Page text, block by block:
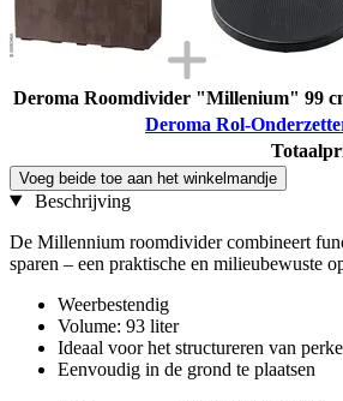
Deroma Roomdivider "Millenium" 99
Deroma Rol-
Voeg beide toe aan het winkelmandje
Beschrijving
De Millennium roomdivider combineert
sparen – een praktische en milieubewuste
Weerbestendig
Volume: 93 liter
Ideaal voor het structureren van
Eenvoudig in de grond te plaatsen